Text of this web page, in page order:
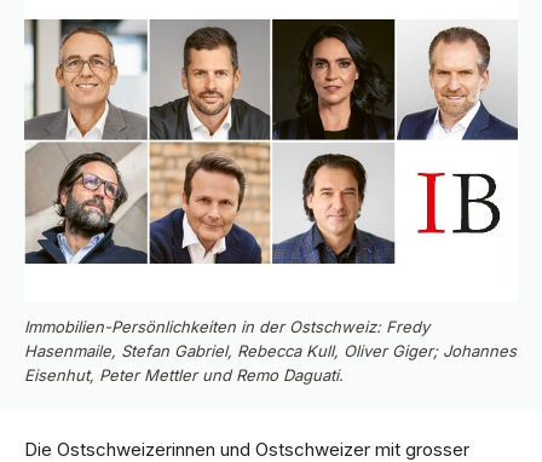
Immobilien-Persönlichkeiten in der Ostschweiz: Fredy
Hasenmaile, Stefan Gabriel, Rebecca Kull, Oliver Giger; Johannes
Eisenhut, Peter Mettler und Remo Daguati.
Die Ostschweizerinnen und Ostschweizer mit grosser